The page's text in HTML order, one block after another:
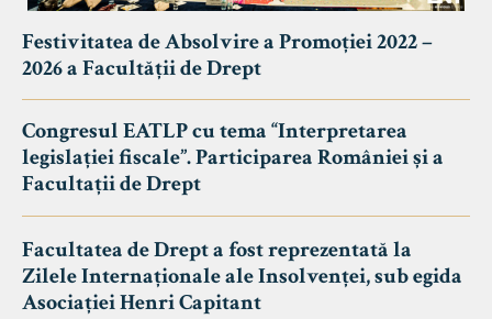
Festivitatea de Absolvire a Promoției 2022 –
2026 a Facultății de Drept
Congresul EATLP cu tema “Interpretarea
legislației fiscale”. Participarea României și a
Facultații de Drept
Facultatea de Drept a fost reprezentată la
Zilele Internaționale ale Insolvenței, sub egida
Asociației Henri Capitant